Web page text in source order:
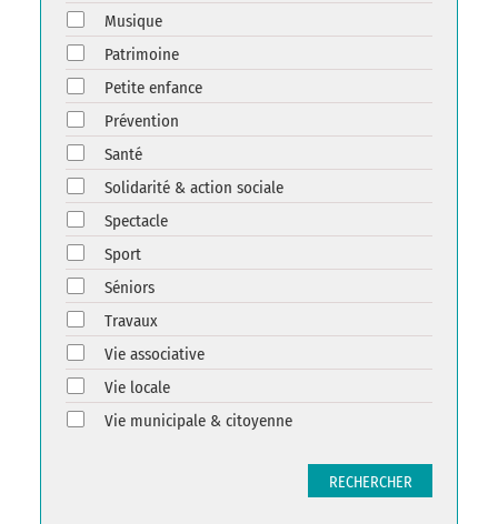
Musique
Patrimoine
Petite enfance
Prévention
Santé
Solidarité & action sociale
Spectacle
Sport
Séniors
Travaux
Vie associative
Vie locale
Vie municipale & citoyenne
RECHERCHER